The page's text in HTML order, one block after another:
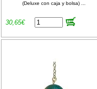
(Deluxe con caja y bolsa) ...
30,65€